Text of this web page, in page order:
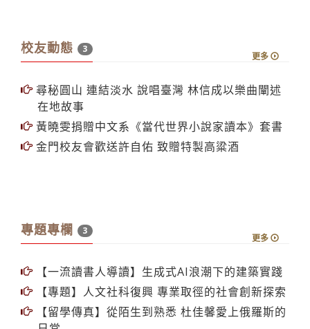
尋秘圓山 連結淡水 說唱臺灣 林信成以樂曲闡述
黃曉雯捐贈中文系《當代世界小說家讀本》套書
金門校友會歡送許自佑 致贈特製高粱酒
【一流讀書人導讀】生成式AI浪潮下的建築實踐
【專題】人文社科復興 專業取徑的社會創新探索
【留學傳真】從陌生到熟悉 杜佳馨愛上俄羅斯的
日常